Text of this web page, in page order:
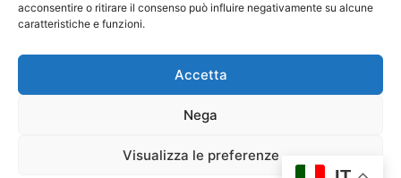
acconsentire o ritirare il consenso può influire negativamente su alcune
caratteristiche e funzioni.
Accetta
Nega
Visualizza le preferenze